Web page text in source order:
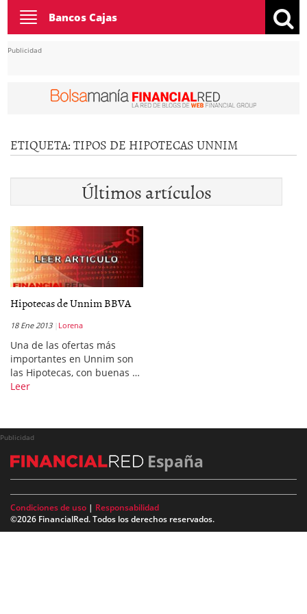
Toggle
navigation
Bancos Cajas
Publicidad
ETIQUETA:TIPOS DE HIPOTECAS UNNIM
Últimos artículos
Hipotecas de Unnim BBVA
18 Ene 2013 Lorena
Una de las ofertas más
importantes en Unnim son
las Hipotecas, con buenas …
Leer
Publicidad
España
Condiciones de uso | Responsabilidad
©2026 FinancialRed. Todos los derechos reservados.